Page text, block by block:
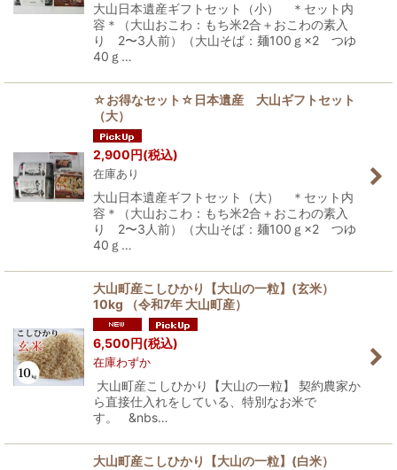
大山日本遺産ギフトセット（小） ＊セット内
容＊（大山おこわ：もち米2合＋おこわの素入
り 2〜3人前）（大山そば：麺100ｇ×2 つゆ
40ｇ…
☆お得なセット☆日本遺産 大山ギフトセット
（大）
2,900円(税込)
在庫あり
大山日本遺産ギフトセット（大） ＊セット内
容＊（大山おこわ：もち米2合＋おこわの素入
り 2〜3人前）（大山そば：麺100ｇ×2 つゆ
40ｇ…
大山町産こしひかり【大山の一粒】(玄米）
10kg （令和7年 大山町産）
6,500円(税込)
在庫わずか
大山町産こしひかり【大山の一粒】 契約農家か
ら直接仕入れをしている、特別なお米で
す。 &nbs…
大山町産こしひかり【大山の一粒】(白米）